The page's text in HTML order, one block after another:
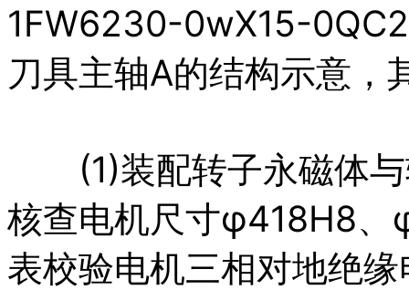
1FW6230-0wX15-
刀具主轴A的结构示意，
(1)装配转子永磁体与
核查电机尺寸φ418H8
表校验电机三相对地绝